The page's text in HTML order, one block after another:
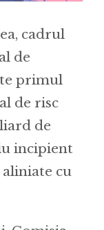
cadrul
de
primul
de risc
de
incipient
cu